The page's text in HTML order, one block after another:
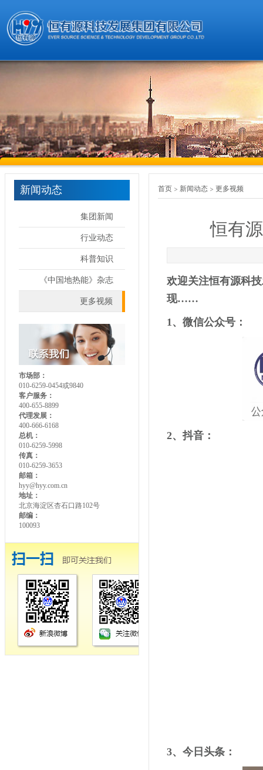
新闻动态
集团新闻
行业动态
科普知识
《中国地热能》杂志
更多视频
市场部：
010-6259-0454或9840
客户服务：
400-655-8899
代理发展：
400-666-6168
总机：
010-6259-5998
传真：
010-6259-3653
邮箱：
hyy@hyy.com.cn
地址：
北京海淀区杏石口路102号
邮编：
100093
首页 新闻动态 更多视频
恒有
欢迎关注恒有源科
现……
1、微信公众号：
2、抖音：
3、今日头条：